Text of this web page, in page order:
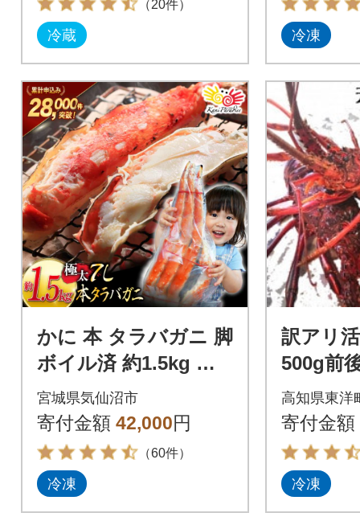
（20件）
冷蔵 冷凍
かに 本 タラバガニ 脚
ボイル済 約1.5kg 極
太7Lサイズ [2056432
6]
宮城県気仙沼市
寄付金額 42,000円
（60件）
冷凍
訳アリ
500g前
尾)天
高知県東洋
寄付金額
冷凍